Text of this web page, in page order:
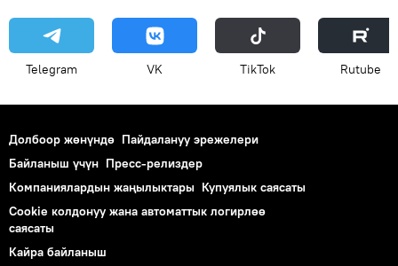
Telegram VK ТikТоk Rutube
Долбоор жөнүндө Пайдалануу эрежелери
Байланыш үчүн Пресс-релиздер
Компаниялардын жаңылыктары Купуялык саясаты
Cookie колдонуу жана автоматтык логирлөө
саясаты
Кайра байланыш